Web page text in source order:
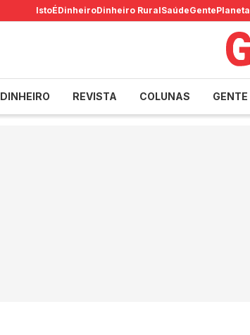
IstoÉDinheiroDinheiro RuralSaúdeGentePlaneta
DINHEIRO REVISTA COLUNAS GENTE